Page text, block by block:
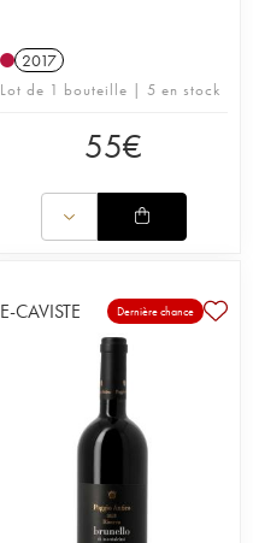
2017
Lot de 1 bouteille | 5 en stock
55€
E-CAVISTE Dernière chance